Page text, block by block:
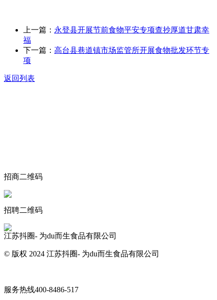
上一篇： 永登县开展节前食物平安专项查抄厚道甘肃幸
福
下一篇： 高台县巷道镇市场监管所开展食物批发环节专
项
返回列表
招商二维码
招聘二维码
江苏抖圈- 为du而生食品有限公司
© 版权 2024 江苏抖圈- 为du而生食品有限公司
服务热线400-8486-517